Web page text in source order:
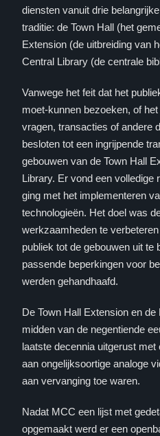
diensten vanuit drie
traditie: de Town Hall (het
Extension (de uitbreiding van
Central Library (de centrale
Vanwege het feit dat het
moet-kunnen bezoeken, of
vragen, transacties of andere
besloten tot een ingrijpende
gebouwen van de Town Hall
Library. Er vond een volledige
ging met het implementeren
technologieën. Het doel was
werkzaamheden te
publiek tot de gebouwen uit te
passende beperkingen voor
werden gehandhaafd.
De Town Hall Extension en
midden van de negentiende
laatste decennia uitgerust
aan ongelijksoortige analoge
aan vervanging toe waren.
Nadat MCC een lijst met
opgemaakt werd er een